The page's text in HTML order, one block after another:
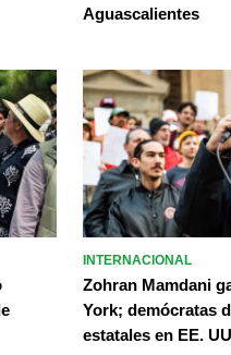
Aguascalientes
INTERNACIONAL
Zohran Mamdani
York; demócratas
estatales en EE.